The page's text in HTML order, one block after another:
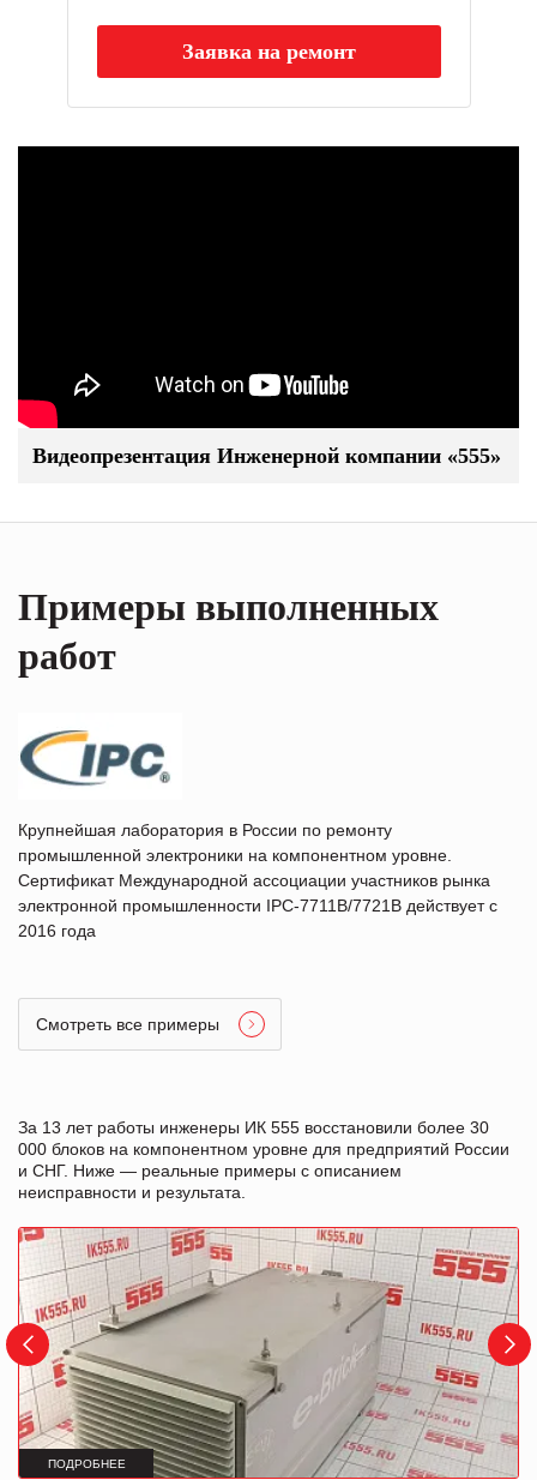
Заявка на ремонт
Видеопрезентация Инженерной компании «555»
Примеры выполненных
работ
Крупнейшая лаборатория в России по ремонту
промышленной электроники на компонентном уровне.
Сертификат Международной ассоциации участников рынка
электронной промышленности IPC-7711B/7721B действует с
2016 года
Смотреть все примеры
За 13 лет работы инженеры ИК 555 восстановили более 30
000 блоков на компонентном уровне для предприятий России
и СНГ. Ниже — реальные примеры с описанием
неисправности и результата.
ПОДРОБНЕЕ